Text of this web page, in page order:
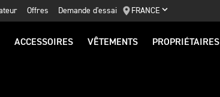
Offres Demande d'essai FRANCE
ACCESSOIRES VÊTEMENTS PROPRIÉTAIRES